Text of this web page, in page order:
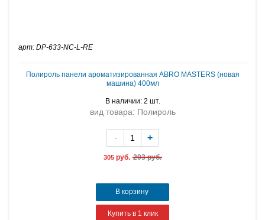
арт: DP-633-NC-L-RE
Полироль панели ароматизированная ABRO MASTERS (новая
машина) 400мл
В наличии: 2 шт.
вид товара: Полироль
305 руб. 203 руб.
- +
В корзину
Купить в 1 клик